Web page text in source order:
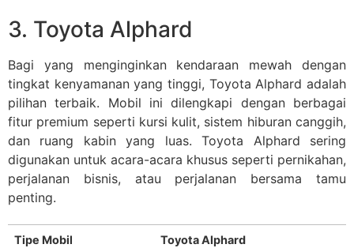
3. Toyota Alphard
Bagi yang menginginkan kendaraan mewah dengan
tingkat kenyamanan yang tinggi, Toyota Alphard adalah
pilihan terbaik. Mobil ini dilengkapi dengan berbagai
fitur premium seperti kursi kulit, sistem hiburan canggih,
dan ruang kabin yang luas. Toyota Alphard sering
digunakan untuk acara-acara khusus seperti pernikahan,
perjalanan bisnis, atau perjalanan bersama tamu
penting.
Tipe Mobil Toyota Alphard